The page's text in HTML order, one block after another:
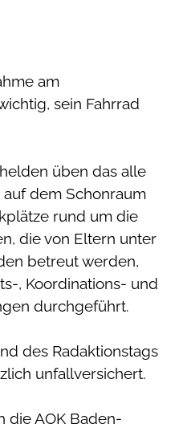
am
sein Fahrrad
üben das alle
auf dem Schonraum
rund um die
die von Eltern unter
betreut werden,
, Koordinations- und
durchgeführt.
des Radaktionstags
unfallversichert.
die AOK Baden-